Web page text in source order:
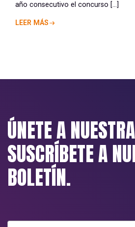
año consecutivo el concurso [...]
LEER MÁS
ÚNETE A
SUSCRÍBETE A
BOLETÍN.